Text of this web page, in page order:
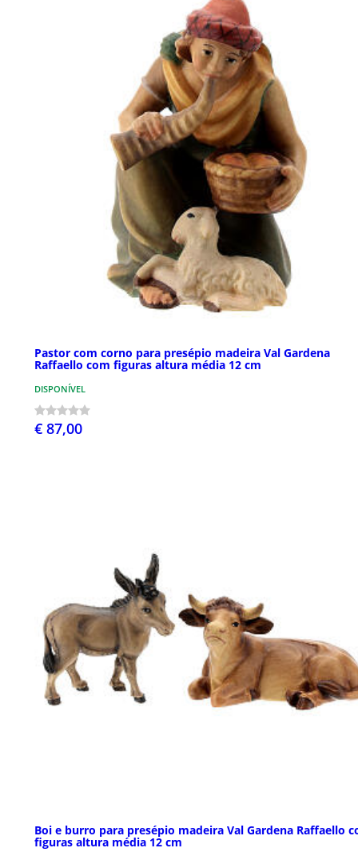
Pastor com corno para presépio madeira Val Gardena
Raffaello com figuras altura média 12 cm
DISPONÍVEL
€ 87,00
Boi e burro para presépio madeira Val Gardena Raffaello
figuras altura média 12 cm